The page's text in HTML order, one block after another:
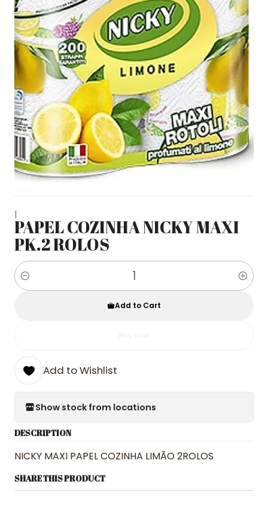
|
PAPEL COZINHA NICKY MAXI
PK.2 ROLOS
Quantity
Add to Cart
Add to Wishlist
Show stock from locations
DESCRIPTION
NICKY MAXI PAPEL COZINHA LIMÃO 2ROLOS
SHARE THIS PRODUCT